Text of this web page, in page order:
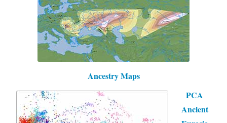
Ancestry Maps
PCA
Ancient